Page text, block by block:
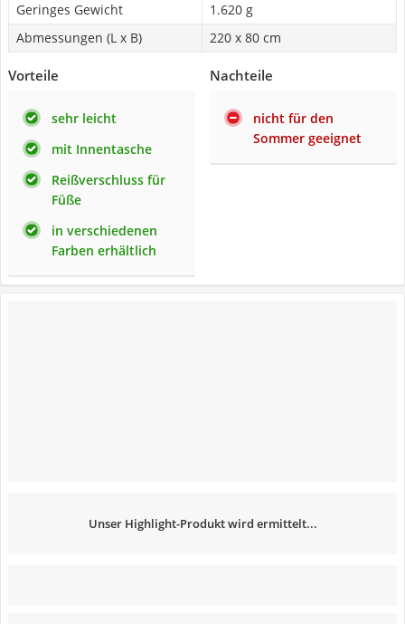
Geringes Gewicht
1.620 g
Abmessungen (L x B)
220 x 80 cm
Vorteile
sehr leicht
mit Innentasche
Reißverschluss für
Füße
in verschiedenen
Farben erhältlich
Nachteile
nicht für den
Sommer geeignet
Unser Highlight-Produkt wird ermittelt...